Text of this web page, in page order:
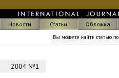
Новости Статьи Обложка
Вы можете найти статью по
2004 №1